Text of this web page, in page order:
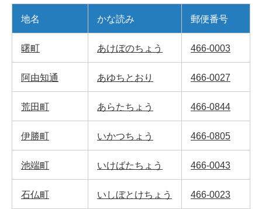
地名 かな読み 郵便番号
曙町 あけぼのちょう 466-0003
阿由知通 あゆちとおり 466-0027
荒田町 あらたちょう 466-0844
伊勝町 いかつちょう 466-0805
池端町 いけばたちょう 466-0043
石仏町 いしぼとけちょう 466-0023